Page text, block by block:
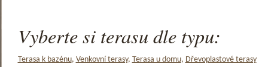
Vyberte si terasu dle typu:
Terasa k bazénu, Venkovní terasy, Terasa u domu, Dřevoplastové terasy